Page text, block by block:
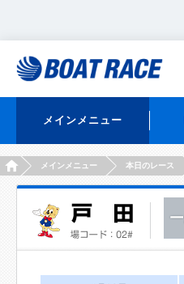
メインメニュー
HOMEメインメニュー 本日のレース